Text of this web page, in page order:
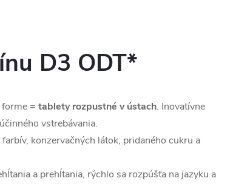
D3 ODT*
= tablety rozpustné v ústach. Inovatívne
vstrebávania.
konzervačných látok, pridaného cukru a
a prehĺtania, rýchlo sa rozpúšťa na jazyku a